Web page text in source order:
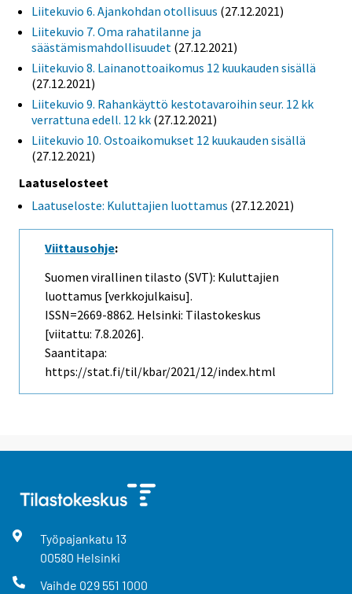
Liitekuvio 6. Ajankohdan otollisuus (27.12.2021)
Liitekuvio 7. Oma rahatilanne ja
säästämismahdollisuudet (27.12.2021)
Liitekuvio 8. Lainanottoaikomus 12 kuukauden sisällä
(27.12.2021)
Liitekuvio 9. Rahankäyttö kestotavaroihin seur. 12 kk
verrattuna edell. 12 kk (27.12.2021)
Liitekuvio 10. Ostoaikomukset 12 kuukauden sisällä
(27.12.2021)
Laatuselosteet
Laatuseloste: Kuluttajien luottamus (27.12.2021)
Viittausohje:
Suomen virallinen tilasto (SVT): Kuluttajien
luottamus [verkkojulkaisu].
ISSN=2669-8862. Helsinki: Tilastokeskus
[viitattu: 7.8.2026].
Saantitapa:
https://stat.fi/til/kbar/2021/12/index.html
Työpajankatu 13
00580 Helsinki
Vaihde 029 551 1000